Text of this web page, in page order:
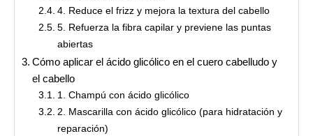
4. Reduce el frizz y mejora la textura del cabello
5. Refuerza la fibra capilar y previene las puntas
abiertas
Cómo aplicar el ácido glicólico en el cuero cabelludo y
el cabello
1. Champú con ácido glicólico
2. Mascarilla con ácido glicólico (para hidratación y
reparación)